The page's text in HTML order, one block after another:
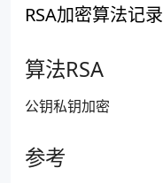
RSA加密算法记录
算法RSA
公钥私钥加密
参考